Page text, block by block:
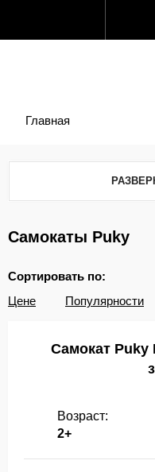
Главная
Самокаты Puky
Сортировать по:
Цене
Популярности
Самокат Puky
Возраст:
2+